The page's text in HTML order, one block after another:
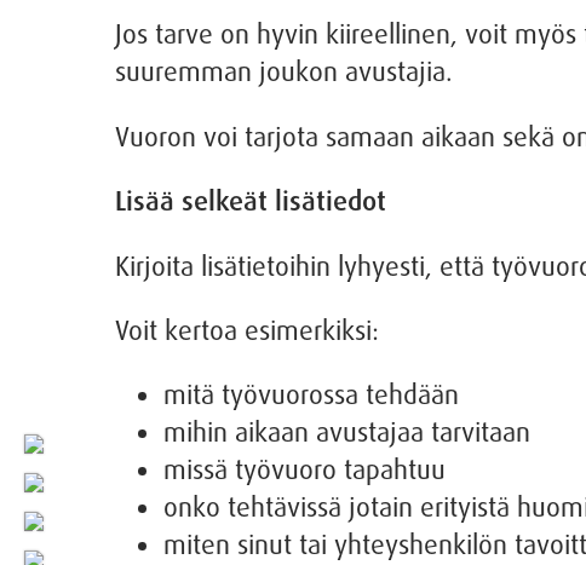
Jos tarve on hyvin kiireellinen, voit
suuremman joukon avustajia.
Vuoron voi tarjota samaan aikaan sekä
Lisää selkeät lisätiedot
Kirjoita lisätietoihin lyhyesti, että
Voit kertoa esimerkiksi:
mitä työvuorossa tehdään
mihin aikaan avustajaa tarvitaan
missä työvuoro tapahtuu
onko tehtävissä jotain erityistä
miten sinut tai yhteyshenkilön